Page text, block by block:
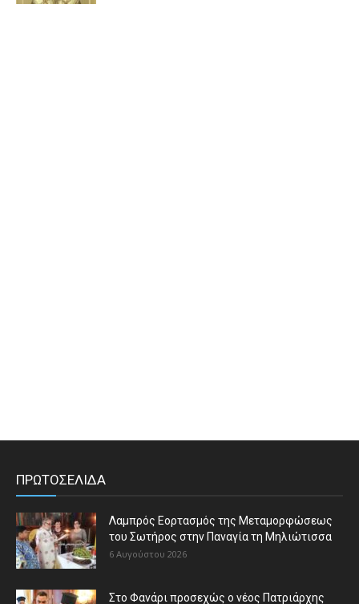
ΠΡΩΤΟΣΕΛΙΔΑ
Λαμπρός Εορτασμός της Μεταμορφώσεως
του Σωτήρος στην Παναγία τη Μηλιώτισσα
6 Αυγούστου 2026
Στο Φανάρι προσεχώς ο νέος Πατριάρχης